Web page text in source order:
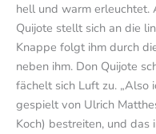
hell und warm erleuchtet.
Quijote stellt sich an die
Knappe folgt ihm durch
neben ihm. Don Quijote
fächelt sich Luft zu. „Also
gespielt von Ulrich
Koch) bestreiten, und das